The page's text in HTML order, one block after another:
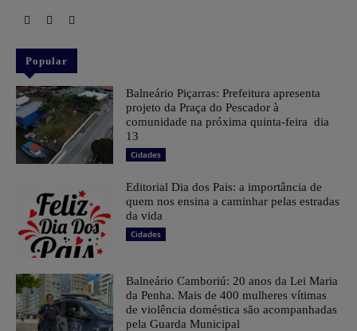
Popular
Balneário Piçarras: Prefeitura apresenta
projeto da Praça do Pescador à
comunidade na próxima quinta-feira dia
13
Cidades
Editorial Dia dos Pais: a importância de
quem nos ensina a caminhar pelas estradas
da vida
Cidades
Balneário Camboriú: 20 anos da Lei Maria
da Penha. Mais de 400 mulheres vítimas
de violência doméstica são acompanhadas
pela Guarda Municipal